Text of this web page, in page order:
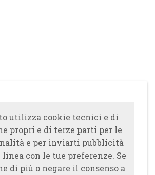
utilizza cookie tecnici e di
propri e di terze parti per le
e per inviarti pubblicità
con le tue preferenze. Se
di più o negare il consenso a